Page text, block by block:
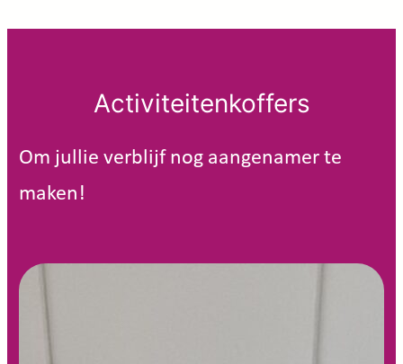
Activiteitenkoffers
Om jullie verblijf nog aangenamer te
maken!